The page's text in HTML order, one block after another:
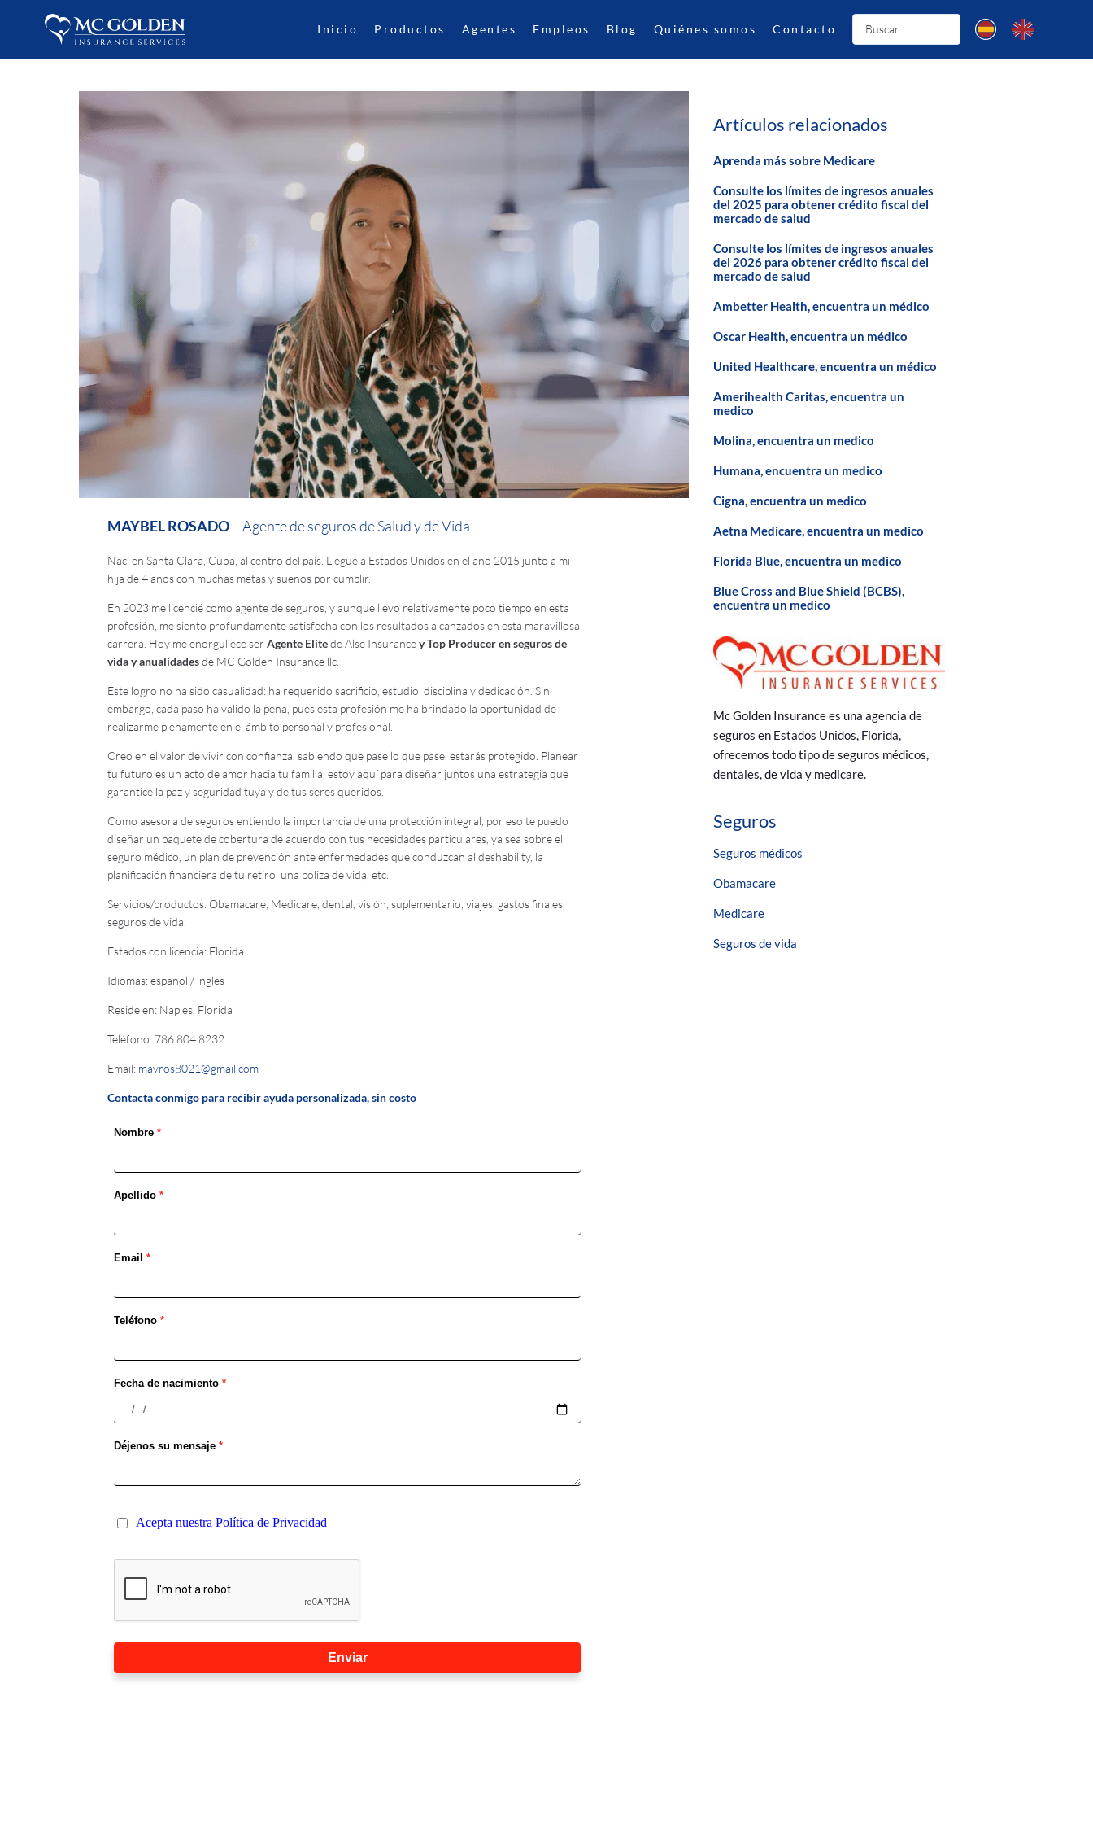
Inicio Productos Agentes Empleos Blog Quiénes somos Contacto
MAYBEL ROSADO– Agente de seguros de Salud y de Vida
Nací en Santa Clara, Cuba, al centro del país. Llegué a Estados Unidos en el año 2015 junto a mi
hija de 4 años con muchas metas y sueños por cumplir.
En 2023 me licencié como agente de seguros, y aunque llevo relativamente poco tiempo en esta
profesión, me siento profundamente satisfecha con los resultados alcanzados en esta maravillosa
carrera. Hoy me enorgullece ser Agente Elitede Alse Insurancey Top Producer en seguros de
vida y anualidadesde MC Golden Insurance llc.
Este logro no ha sido casualidad: ha requerido sacrificio, estudio, disciplina y dedicación. Sin
embargo, cada paso ha valido la pena, pues esta profesión me ha brindado la oportunidad de
realizarme plenamente en el ámbito personal y profesional.
Creo en el valor de vivir con confianza, sabiendo que pase lo que pase, estarás protegido. Planear
tu futuro es un acto de amor hacia tu familia, estoy aquí para diseñar juntos una estrategia que
garantice la paz y seguridad tuya y de tus seres queridos.
Como asesora de seguros entiendo la importancia de una protección integral, por eso te puedo
diseñar un paquete de cobertura de acuerdo con tus necesidades particulares, ya sea sobre el
seguro médico, un plan de prevención ante enfermedades que conduzcan al deshability, la
planificación financiera de tu retiro, una póliza de vida, etc.
Servicios/productos: Obamacare, Medicare, dental, visión, suplementario, viajes, gastos finales,
seguros de vida.
Estados con licencia: Florida
Idiomas: español / ingles
Reside en: Naples, Florida
Teléfono: 786 804 8232
Email: mayros8021@gmail.com
Contacta conmigo para recibir ayuda personalizada, sin costo
Artículos relacionados
Aprenda más sobre Medicare
Consulte los límites de ingresos anuales
del 2025 para obtener crédito fiscal del
mercado de salud
Consulte los límites de ingresos anuales
del 2026 para obtener crédito fiscal del
mercado de salud
Ambetter Health, encuentra un médico
Oscar Health, encuentra un médico
United Healthcare, encuentra un médico
Amerihealth Caritas, encuentra un
medico
Molina, encuentra un medico
Humana, encuentra un medico
Cigna, encuentra un medico
Aetna Medicare, encuentra un medico
Florida Blue, encuentra un medico
Blue Cross and Blue Shield (BCBS),
encuentra un medico
Mc Golden Insurance es una agencia de
seguros en Estados Unidos, Florida,
ofrecemos todo tipo de seguros médicos,
dentales, de vida y medicare.
Seguros
Seguros médicos
Obamacare
Medicare
Seguros de vida